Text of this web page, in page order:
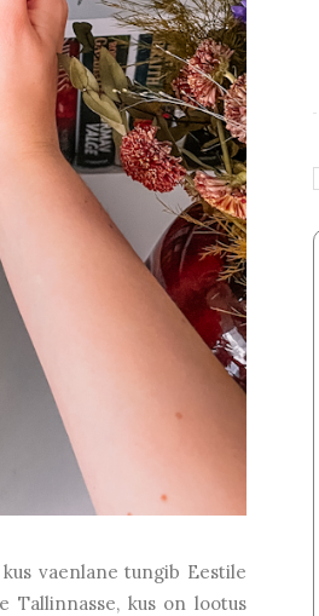
vaenlane tungib Eestile
Tallinnasse, kus on lootus